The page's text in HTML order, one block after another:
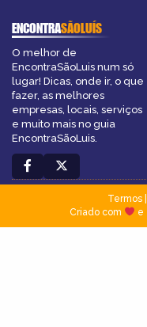
ENCONTRASÃOLUÍS
O melhor de
EncontraSãoLuis num só
lugar! Dicas, onde ir, o que
fazer, as melhores
empresas, locais, serviços
e muito mais no guia
EncontraSãoLuis.
Termos|
Criado com
e